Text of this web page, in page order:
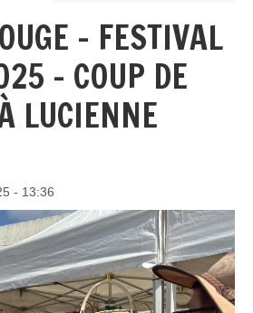
- FESTIVAL
– COUP DE
LUCIENNE
- 13:36